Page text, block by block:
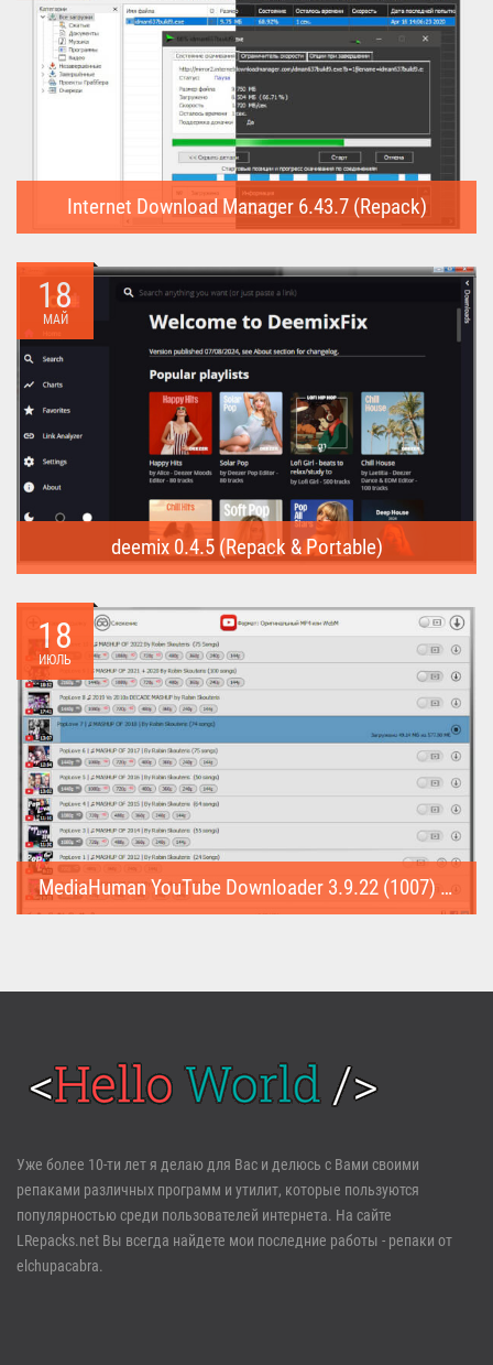
Internet Download Manager 6.43.7 (Repack)
предназначена для...
18
МАЙ
deemix 0.4.5 (Repack & Portable)
треки...
18
ИЮЛЬ
MediaHuman YouTube Downloader 3.9.22 (1007) (Repack & Portable)
Войти
Регистрация
Забыли пароль?
Уже более 10-ти лет я делаю для Вас и делюсь с Вами своими
репаками различных программ и утилит, которые пользуются
популярностью среди пользователей интернета. На сайте
LRepacks.net Вы всегда найдете мои последние работы - репаки от
elchupacabra.